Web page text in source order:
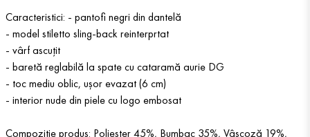
Caracteristici: - pantofi negri din dantelă
- model stiletto sling-back reinterprtat
- vârf ascuțit
- baretă reglabilă la spate cu cataramă aurie DG
- toc mediu oblic, ușor evazat (6 cm)
- interior nude din piele cu logo embosat
Compoziție produs: Poliester 45%, Bumbac 35%, Vâscoză 19%,